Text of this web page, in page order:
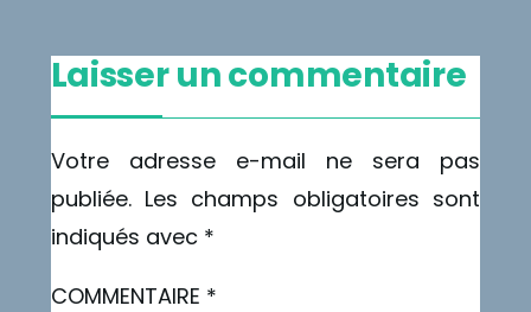
Laisser un commentaire
Votre adresse e-mail ne sera pas
publiée. Les champs obligatoires sont
indiqués avec *
COMMENTAIRE *